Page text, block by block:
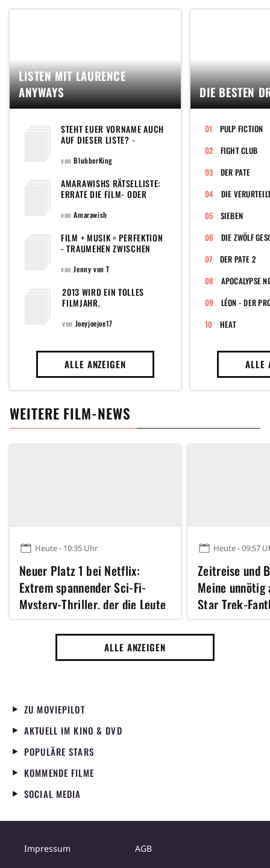
LISTEN MIT LAURENCE
ANYWAYS
STEHT EUER VORNAME AUCH
AUF DIESER LISTE? -
VORNAMEN ENTHALTEN
vonBlubberKing
AMARAWISHS RÄTSELLISTE:
ERRATE DIE FILM- ODER
vonAmarawish
FILM + MUSIK = PERFEKTION
- TRAUMEHEN ZWISCHEN
von Jenny von T
2013 WIRD EIN TOLLES
FILMJAHR.
von Joeyjoejoe17
ALLE ANZEIGEN
DIE BESTEN
PULP FICTION
FIGHT CLUB
DER PATE
DIE
SIEBEN
DIE ZWÖLF
DER PATE 2
APOCALYPSE
LÉON - DER
HEAT
ALLE
WEITERE FILM-NEWS
Heute - 10:35 Uhr
Neuer Platz 1 bei Netflix:
Extrem spannender Sci-Fi-
Mystery-Thriller, der die Leute
seit dem Wochenende
beschäftigt
Heute - 09:57
Zeitreise und
Meine
Star Trek-
Figur, die
sagt
ALLE ANZEIGEN
ZU MOVIEPILOT
AKTUELL IM KINO & DVD
POPULÄRE STARS
KOMMENDE FILME
SOCIAL MEDIA
Impressum AGB